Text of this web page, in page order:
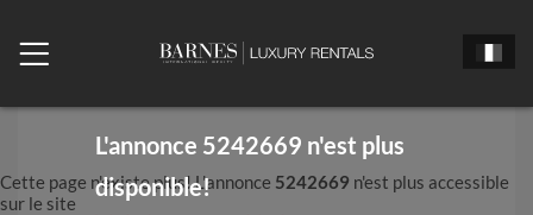
L'annonce 5242669 n'est plus
disponible!
Cette page n'existe plus! L'annonce 5242669 n'est plus accessible
sur le site